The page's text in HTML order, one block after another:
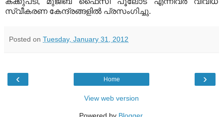
സ്വീകരണ കേന്ദ്രങ്ങളില്‍ പ്രസംഗിച്ചു.
Posted on Tuesday, January 31, 2012
‹ ›
Home
View web version